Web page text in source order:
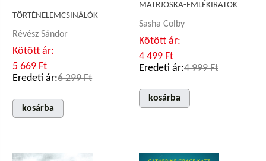
TÖRTÉNELEMCSINÁLÓK
Révész Sándor
Kötött ár:
5 669 Ft
Eredeti ár:6 299 Ft
kosárba
MATRJOSKA-EMLÉKIRATOK
Sasha Colby
Kötött ár:
4 499 Ft
Eredeti ár:4 999 Ft
kosárba